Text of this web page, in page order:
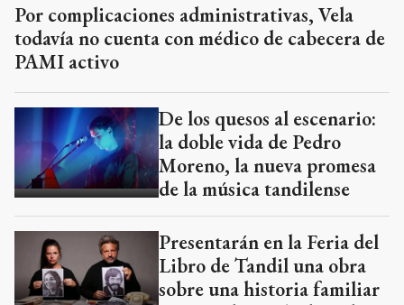
Por complicaciones administrativas, Vela
todavía no cuenta con médico de cabecera de
PAMI activo
De los quesos al escenario:
la doble vida de Pedro
Moreno, la nueva promesa
de la música tandilense
Presentarán en la Feria del
Libro de Tandil una obra
sobre una historia familiar